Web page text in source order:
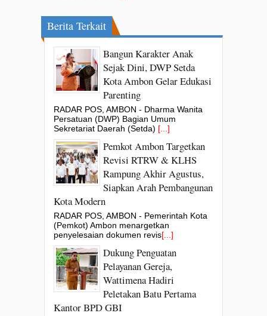
Berita Terkait
Bangun Karakter Anak
Sejak Dini, DWP Setda
Kota Ambon Gelar Edukasi
Parenting
RADAR POS, AMBON - Dharma Wanita
Persatuan (DWP) Bagian Umum
Sekretariat Daerah (Setda) [...]
Pemkot Ambon Targetkan
Revisi RTRW & KLHS
Rampung Akhir Agustus,
Siapkan Arah Pembangunan
Kota Modern
RADAR POS, AMBON - Pemerintah Kota
(Pemkot) Ambon menargetkan
penyelesaian dokumen revis[...]
Dukung Penguatan
Pelayanan Gereja,
Wattimena Hadiri
Peletakan Batu Pertama
Kantor BPD GBI